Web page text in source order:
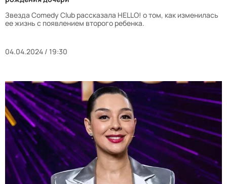
Звезда Comedy Club рассказала HELLO! о том, как изменилась
ее жизнь с появлением второго ребенка.
04.04.2024 / 19:30